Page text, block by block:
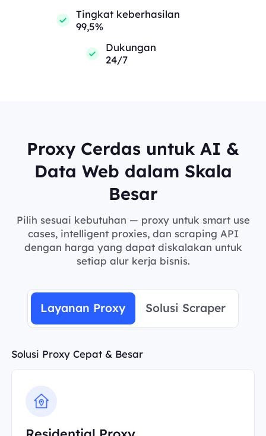
Tingkat keberhasilan
99,5%
Dukungan
24/7
Proxy Cerdas untuk AI &
Data Web dalam Skala
Besar
Pilih sesuai kebutuhan — proxy untuk smart use
cases, intelligent proxies, dan scraping API
dengan harga yang dapat diskalakan untuk
setiap alur kerja bisnis.
Layanan Proxy Solusi Scraper
Solusi Proxy Cepat & Besar